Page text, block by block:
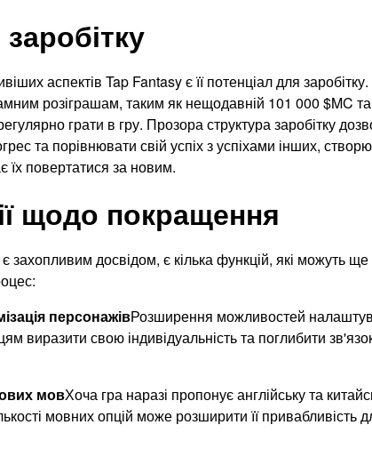
аспектів Tap Fantasy є її потенціал для
розіграшам, таким як нещодавній 101 000 $MC
грати в гру. Прозора структура заробітку
та порівнювати свій успіх з успіхами інших,
їх повертатися за новим.
щодо покращення
захопливим досвідом, є кілька функцій, які можуть
персонажівРозширення можливостей
виразити свою індивідуальність та поглибити
мовХоча гра наразі пропонує англійську та
мовних опцій може розширити її